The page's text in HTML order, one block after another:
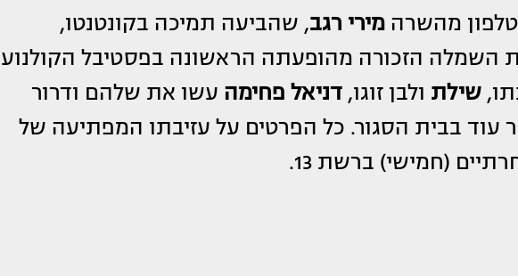
מהשרה מירי רגב, שהביעה תמיכה בקונטנטו,
השמלה הזכורה מהופעתה הראשונה בפסטיבל הקולנוע
שילת ולבן זוגו,דניאל פחימה עשו את שלהם ודרור
עוד בבית הסגור. כל הפרטים על עזיבתו המפתיעה של
(חמישי) ברשת 13.